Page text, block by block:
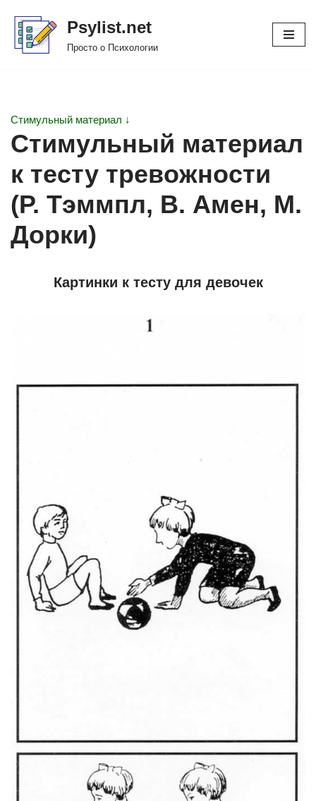
Перейти
Psylist.net
Просто о Психологии
Стимульный материал ↓
Cтимульный материал
к тесту тревожности
(Р. Тэммпл, В. Амен, М.
Дорки)
Картинки к тесту для девочек